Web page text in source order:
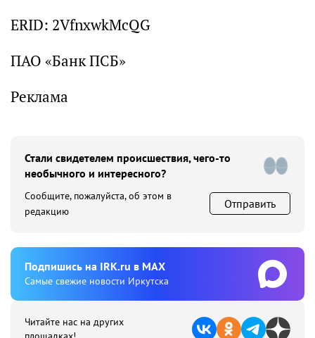
ERID: 2VfnxwkMcQG
ПАО «Банк ПСБ»
Реклама
Стали свидетелем происшествия, чего-то
необычного и интересного?
Сообщите, пожалуйста, об этом в
редакцию
Отправить
Подпишиcь на IRK.ru в MAX
Cамые свежие новости Иркутска
Читайте нас на других